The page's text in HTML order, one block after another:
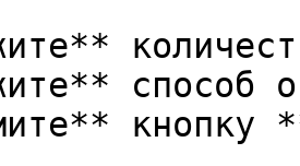
способ
кнопку